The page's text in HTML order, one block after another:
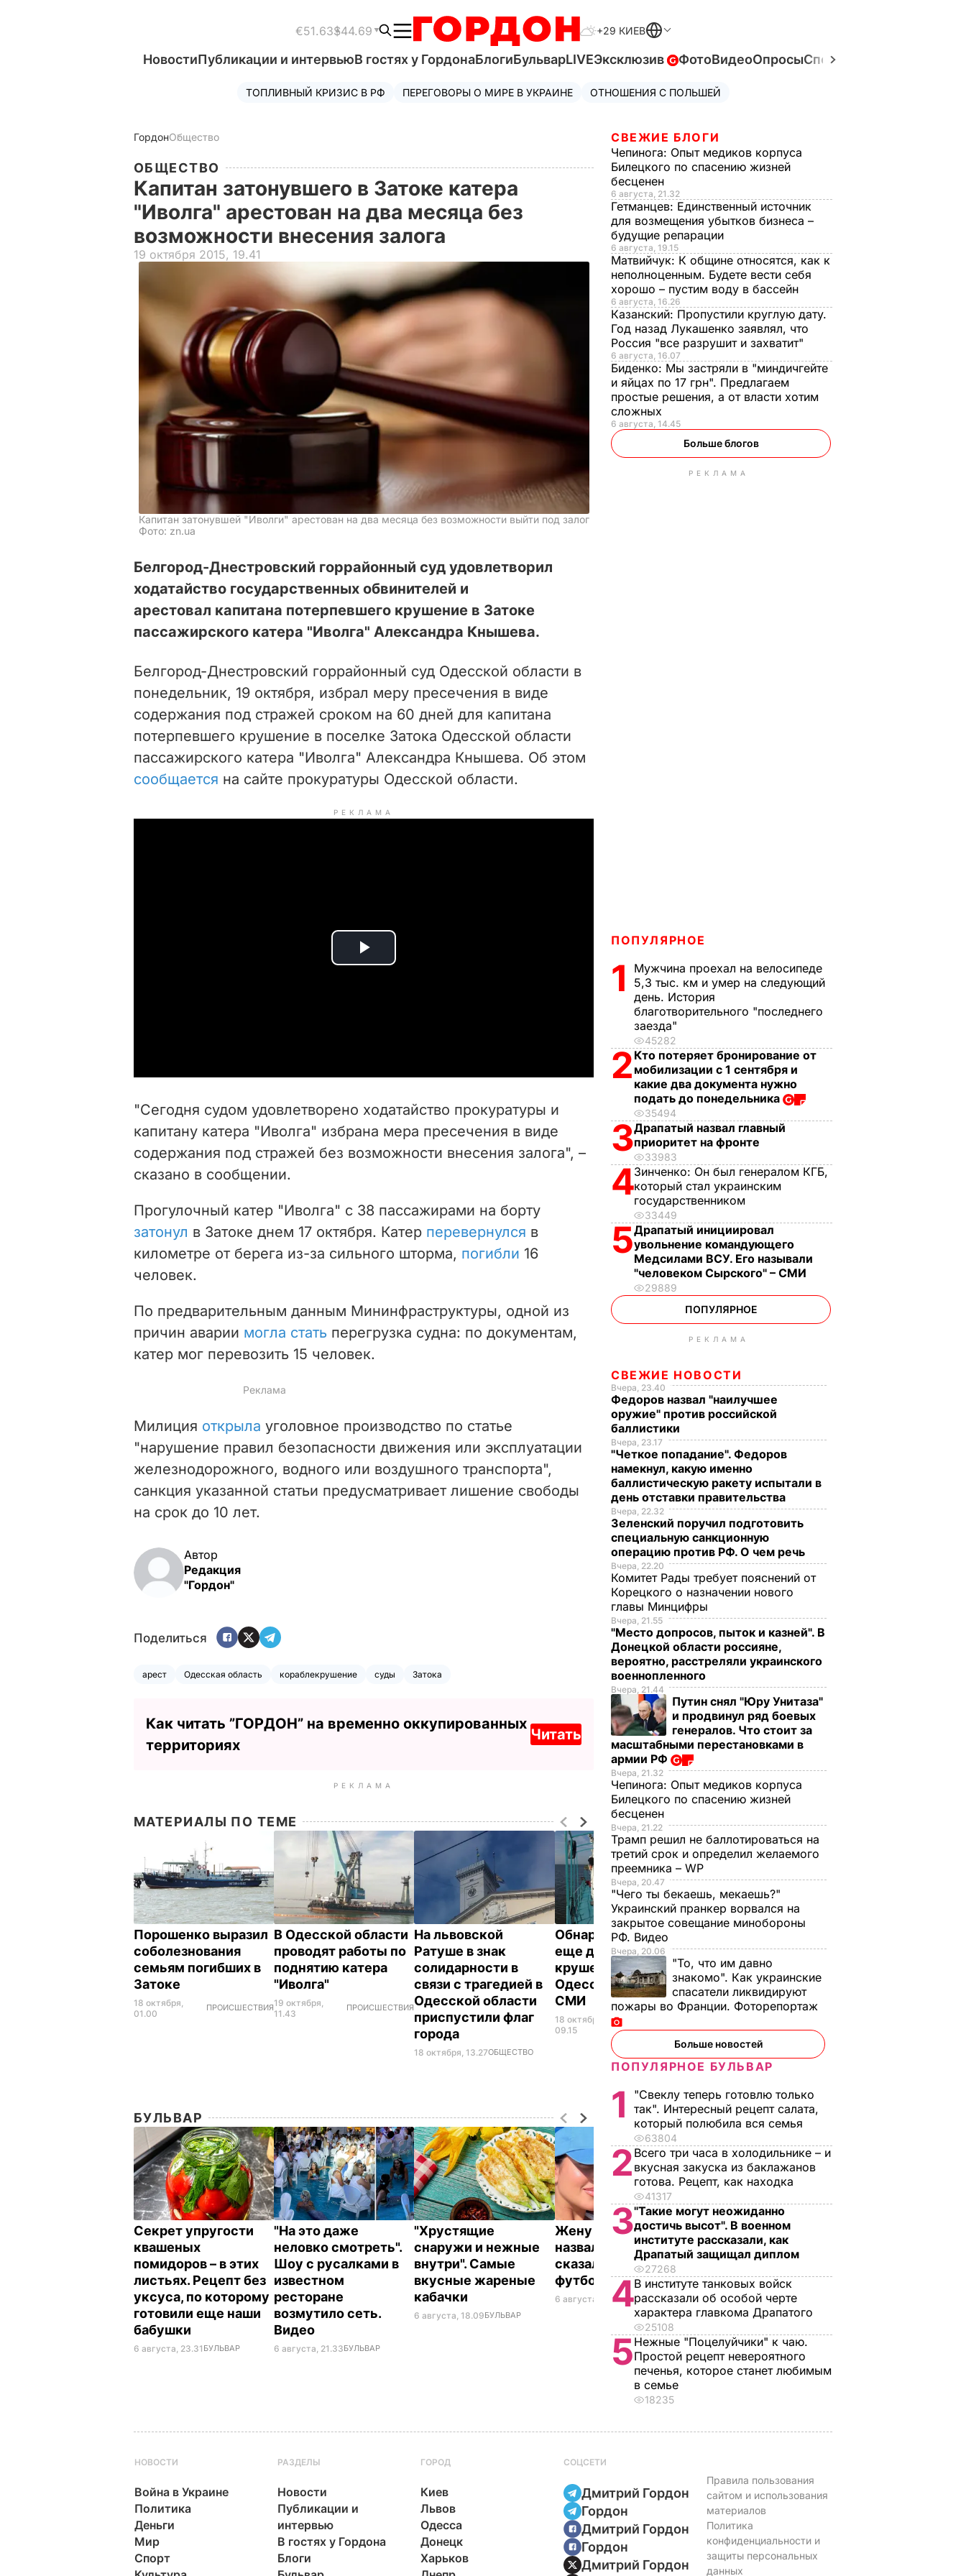
€51.63$44.69 +29 КИЕВ
НовостиПубликации и интервьюВ гостях у ГордонаБлогиБульварLIVEЭксклюзив ФотоВидеоОпросыСпецпроекты
ТОПЛИВНЫЙ КРИЗИС В РФ ПЕРЕГОВОРЫ О МИРЕ В УКРАИНЕ ОТНОШЕНИЯ С ПОЛЬШЕЙ
ГордонОбщество
ОБЩЕСТВО
Капитан затонувшего в Затоке катера
"Иволга" арестован на два месяца без
возможности внесения залога
19 октября 2015, 19.41
Капитан затонувшей "Иволги" арестован на два месяца без возможности выйти под залог
Фото: zn.ua
Белгород-Днестровский горрайонный суд удовлетворил
ходатайство государственных обвинителей и
арестовал капитана потерпевшего крушение в Затоке
пассажирского катера "Иволга" Александра Кнышева.
Белгород-Днестровский горрайонный суд Одесской области в
понедельник, 19 октября, избрал меру пресечения в виде
содержания под стражей сроком на 60 дней для капитана
потерпевшего крушение в поселке Затока Одесской области
пассажирского катера "Иволга" Александра Кнышева. Об этом
сообщается на сайте прокуратуры Одесской области.
РЕКЛАМА
P
i
d
o
"Сегодня судом удовлетворено ходатайство прокуратуры и
капитану катера "Иволга" избрана мера пресечения в виде
содержания под стражей без возможности внесения залога", –
сказано в сообщении.
Прогулочный катер "Иволга" с 38 пассажирами на борту
затонул в Затоке днем 17 октября. Катер перевернулся в
километре от берега из-за сильного шторма, погибли 16
человек.
По предварительным данным Мининфраструктуры, одной из
причин аварии могла стать перегрузка судна: по документам,
катер мог перевозить 15 человек.
Милиция открыла уголовное производство по статье
"нарушение правил безопасности движения или эксплуатации
железнодорожного, водного или воздушного транспорта",
санкция указанной статьи предусматривает лишение свободы
на срок до 10 лет.
Автор
Редакция
"Гордон"
Поделиться
арест Одесская область кораблекрушение суды Затока
Как читать ”ГОРДОН” на временно оккупированных
территориях
Читать
РЕКЛАМА
МАТЕРИАЛЫ ПО ТЕМЕ
Порошенко выразил
соболезнования
семьям погибших в
Затоке
18 октября,
01.00
ПРОИСШЕСТВИЯ
В Одесской области
проводят работы по
поднятию катера
"Иволга"
19 октября,
11.43
ПРОИСШЕСТВИЯ
На львовской
Ратуше в знак
солидарности в
связи с трагедией в
Одесской области
приспустили флаг
города
18 октября, 13.27ОБЩЕСТВО
Обнаружены тела
еще двух жертв
крушения катера в
Одесской области –
СМИ
18 октября,
09.15
Госслужба по ЧС:
Поиски двоих
пассажиров с
потерпевшего
крушение в
Одесской области
катера
продолжаются
18 октября,
ПРОИСШЕСТВИЯ
БУЛЬВАР
Секрет упругости
квашеных
помидоров – в этих
листьях. Рецепт без
уксуса, по которому
готовили еще наши
бабушки
6 августа, 23.31 БУЛЬВАР
"На это даже
неловко смотреть".
Шоу с русалками в
известном
ресторане
возмутило сеть.
Видео
6 августа, 21.33БУЛЬВАР
"Хрустящие
снаружи и нежные
внутри". Самые
вкусные жареные
кабачки
6 августа, 18.09БУЛЬВАР
Жену Роналду
назвали толстой. Что
сказал ее обидчикам
футболист
6 августа, 17.50БУЛЬВАР
Платежки станут
меньше –
действенные
советы "без воды",
как не
переплачивать за
6 августа, 17.17БУЛЬВАР
СВЕЖИЕ БЛОГИ
Чепинога: Опыт медиков корпуса
Билецкого по спасению жизней
бесценен
6 августа, 21.32
Гетманцев: Единственный источник
для возмещения убытков бизнеса –
будущие репарации
6 августа, 19.15
Матвийчук: К общине относятся, как к
неполноценным. Будете вести себя
хорошо – пустим воду в бассейн
6 августа, 16.26
Казанский: Пропустили круглую дату.
Год назад Лукашенко заявлял, что
Россия "все разрушит и захватит"
6 августа, 16.07
Биденко: Мы застряли в "миндичгейте
и яйцах по 17 грн". Предлагаем
простые решения, а от власти хотим
сложных
6 августа, 14.45
Больше блогов
РЕКЛАМА
ПОПУЛЯРНОЕ
1
Мужчина проехал на велосипеде
5,3 тыс. км и умер на следующий
день. История
благотворительного "последнего
заезда"
45282
2 Кто потеряет бронирование от
мобилизации с 1 сентября и
какие два документа нужно
подать до понедельника
35494
3Драпатый назвал главный
приоритет на фронте
33983
4Зинченко: Он был генералом КГБ,
который стал украинским
государственником
33449
5Драпатый инициировал
увольнение командующего
Медсилами ВСУ. Его называли
"человеком Сырского" – СМИ
29889
ПОПУЛЯРНОЕ
РЕКЛАМА
СВЕЖИЕ НОВОСТИ
Вчера, 23.40
Федоров назвал "наилучшее
оружие" против российской
баллистики
Вчера, 23.17
"Четкое попадание". Федоров
намекнул, какую именно
баллистическую ракету испытали в
день отставки правительства
Вчера, 22.32
Зеленский поручил подготовить
специальную санкционную
операцию против РФ. О чем речь
Вчера, 22.20
Комитет Рады требует пояснений от
Корецкого о назначении нового
главы Минцифры
Вчера, 21.55
"Место допросов, пыток и казней". В
Донецкой области россияне,
вероятно, расстреляли украинского
военнопленного
Вчера, 21.44
Путин снял "Юру Унитаза"
и продвинул ряд боевых
генералов. Что стоит за
масштабными перестановками в
армии РФ
Вчера, 21.32
Чепинога: Опыт медиков корпуса
Билецкого по спасению жизней
бесценен
Вчера, 21.22
Трамп решил не баллотироваться на
третий срок и определил желаемого
преемника – WP
Вчера, 20.47
"Чего ты бекаешь, мекаешь?"
Украинский пранкер ворвался на
закрытое совещание минобороны
РФ. Видео
Вчера, 20.06
"То, что им давно
знакомо". Как украинские
спасатели ликвидируют
пожары во Франции. Фоторепортаж
Больше новостей
ПОПУЛЯРНОЕ БУЛЬВАР
1
"Свеклу теперь готовлю только
так". Интересный рецепт салата,
который полюбила вся семья
63804
2 Всего три часа в холодильнике – и
вкусная закуска из баклажанов
готова. Рецепт, как находка
41317
3"Такие могут неожиданно
достичь высот". В военном
институте рассказали, как
Драпатый защищал диплом
27268
4В институте танковых войск
рассказали об особой черте
характера главкома Драпатого
25108
5Нежные "Поцелуйчики" к чаю.
Простой рецепт невероятного
печенья, которое станет любимым
в семье
18235
НОВОСТИ
Война в Украине
Политика
Деньги
Мир
Спорт
РАЗДЕЛЫ
Новости
Публикации и
интервью
В гостях у Гордона
Блоги
ГОРОД
Киев
Львов
Одесса
Донецк
Харьков
СОЦСЕТИ
Дмитрий Гордон
Гордон
Дмитрий Гордон
Гордон
Дмитрий Гордон
Правила пользования
сайтом и использования
материалов
Политика
конфиденциальности и
защиты персональных
данных